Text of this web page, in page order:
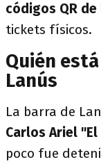
códigos QR
tickets físicos.
Quién
Lanús
La barra de
Carlos Ariel
poco fue